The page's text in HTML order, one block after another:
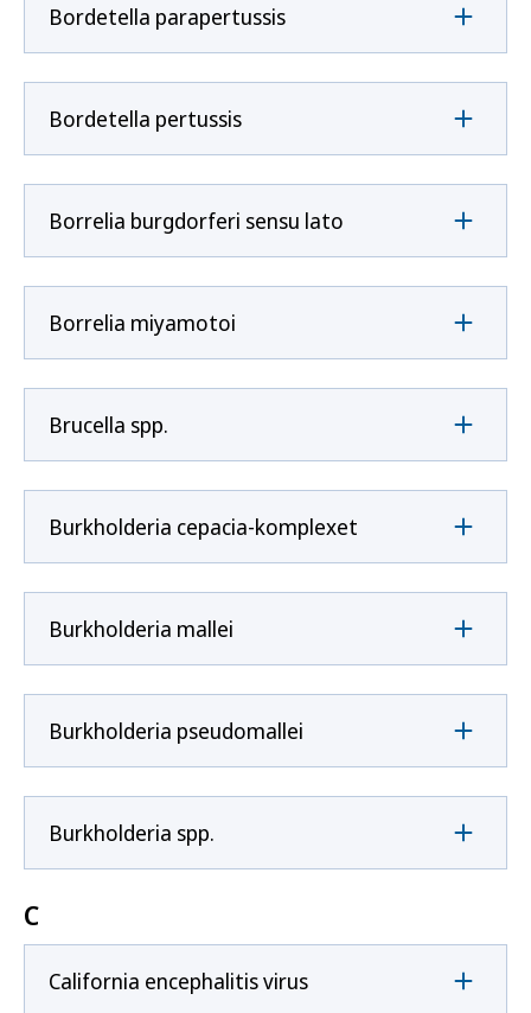
Bordetella parapertussis
Bordetella pertussis
Borrelia burgdorferi sensu lato
Borrelia miyamotoi
Brucella spp.
Burkholderia cepacia-komplexet
Burkholderia mallei
Burkholderia pseudomallei
Burkholderia spp.
C
California encephalitis virus